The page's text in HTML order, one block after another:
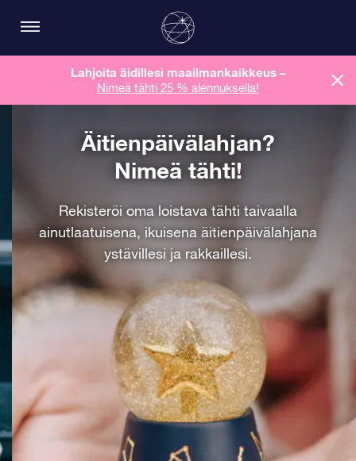
Lahjoita äidillesi maailmankaikkeus –
Nimeä tähti 25 % alennuksella!
Äitienpäivälahjan?
Nimeä tähti!
Rekisteröi oma loistava tähti taivaalla
ainutlaatuisena, ikuisena äitienpäivälahjana
ystävillesi ja rakkaillesi.